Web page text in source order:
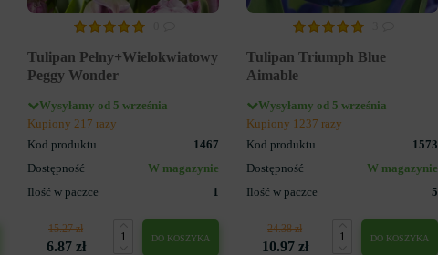
Tulipan Pełny+Wielokwiatowy
Peggy Wonder
Wysyłamy od 5 września
Kupiony 217 razy
Kod produktu
1467
Dostępność
W magazynie
Ilość w paczce
1
15.27 zł
6.87 zł
DO KOSZYKA
Tulipan Triumph Blue
Aimable
Wysyłamy od 5 września
Kupiony 1237 razy
Kod produktu
1573
Dostępność
W magazynie
Ilość w paczce
5
24.38 zł
10.97 zł
DO KOSZYKA